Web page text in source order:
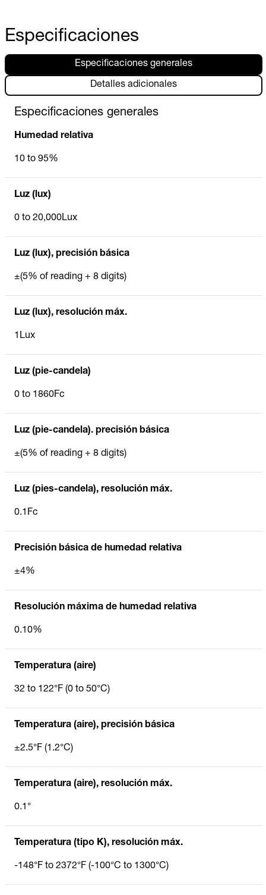
Especificaciones
Especificaciones generales
Detalles adicionales
Especificaciones generales
Humedad relativa
10 to 95%
Luz (lux)
0 to 20,000Lux
Luz (lux), precisión básica
±(5% of reading + 8 digits)
Luz (lux), resolución máx.
1Lux
Luz (pie-candela)
0 to 1860Fc
Luz (pie-candela). precisión básica
±(5% of reading + 8 digits)
Luz (pies-candela), resolución máx.
0.1Fc
Precisión básica de humedad relativa
±4%
Resolución máxima de humedad relativa
0.10%
Temperatura (aire)
32 to 122°F (0 to 50°C)
Temperatura (aire), precisión básica
±2.5°F (1.2°C)
Temperatura (aire), resolución máx.
0.1°
Temperatura (tipo K), resolución máx.
-148°F to 2372°F (-100°C to 1300°C)